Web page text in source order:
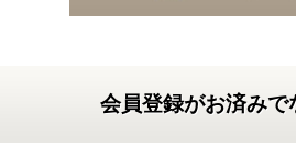
会員登録がお済みで